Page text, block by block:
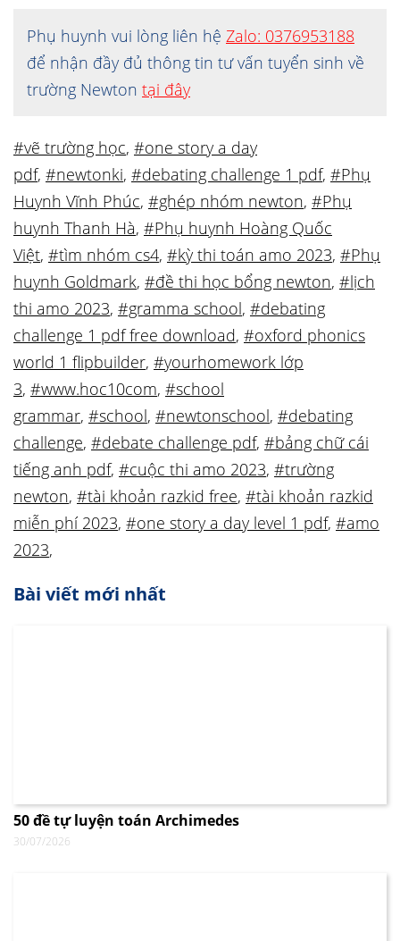
Phụ huynh vui lòng liên hệ Zalo: 0376953188
để nhận đầy đủ thông tin tư vấn tuyển sinh về
trường Newton tại đây
#vẽ trường học, #one story a day
pdf, #newtonki, #debating challenge 1 pdf, #Phụ
Huynh Vĩnh Phúc, #ghép nhóm newton, #Phụ
huynh Thanh Hà, #Phụ huynh Hoàng Quốc
Việt, #tìm nhóm cs4, #kỳ thi toán amo 2023, #Phụ
huynh Goldmark, #đề thi học bổng newton, #lịch
thi amo 2023, #gramma school, #debating
challenge 1 pdf free download, #oxford phonics
world 1 flipbuilder, #yourhomework lớp
3, #www.hoc10com, #school
grammar, #school, #newtonschool, #debating
challenge, #debate challenge pdf, #bảng chữ cái
tiếng anh pdf, #cuộc thi amo 2023, #trường
newton, #tài khoản razkid free, #tài khoản razkid
miễn phí 2023, #one story a day level 1 pdf, #amo
2023,
Bài viết mới nhất
50 đề tự luyện toán Archimedes
30/07/2026